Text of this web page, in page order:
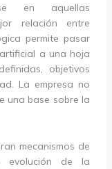
en aquellas
relación entre
permite pasar
a una hoja
objetivos
La empresa no
una base sobre la
mecanismos de
evolución de la